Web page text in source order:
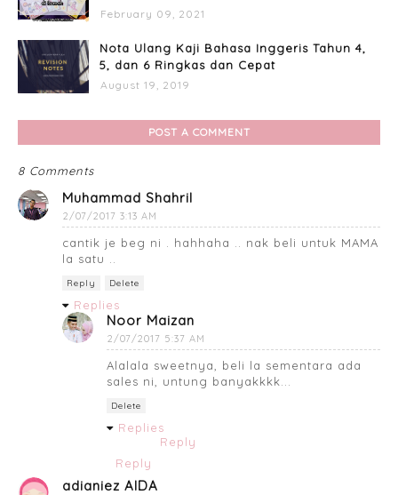
February 09, 2021
Nota Ulang Kaji Bahasa Inggeris Tahun 4,
5, dan 6 Ringkas dan Cepat
August 19, 2019
POST A COMMENT
8 Comments
Muhammad Shahril
2/07/2017 3:13 AM
cantik je beg ni . hahhaha .. nak beli untuk MAMA
la satu ..
Reply Delete
Replies
Noor Maizan
2/07/2017 5:37 AM
Alalala sweetnya, beli la sementara ada
sales ni, untung banyakkkk...
Delete
Replies
Reply
Reply
adianiez AIDA